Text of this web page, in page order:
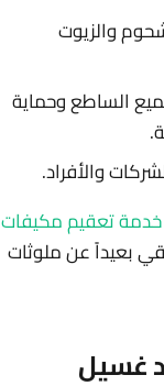
والزيوت
الساطع وحماية
والأفراد.
خدمة تعقيم مكيفات
بعيداً عن ملوثات
غسيل